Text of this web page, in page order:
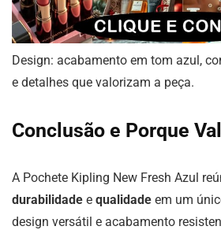
Design: acabamento em tom azul,
e detalhes que valorizam a peça.
Conclusão e Porque
A Pochete Kipling New Fresh Azul
durabilidade e qualidade em um
design versátil e acabamento